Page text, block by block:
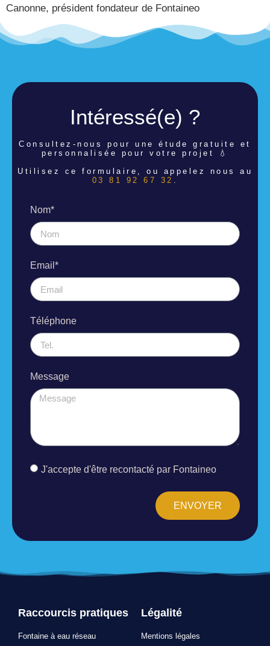
Canonne, président fondateur de Fontaineo
Intéressé(e) ?
Consultez-nous pour une étudegratuite et
personnalisée pour votre projet 💧
Utilisez ce formulaire, ou appelez nous au
03 81 92 67 32
Nom*
Email*
Téléphone
Message
J'accepte d'être recontacté par Fontaineo
ENVOYER
Raccourcis pratiques
Fontaine à eau réseau
Légalité
Mentions légales